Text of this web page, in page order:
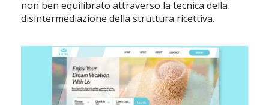
non ben equilibrato attraverso la tecnica della
disintermediazione della struttura ricettiva.